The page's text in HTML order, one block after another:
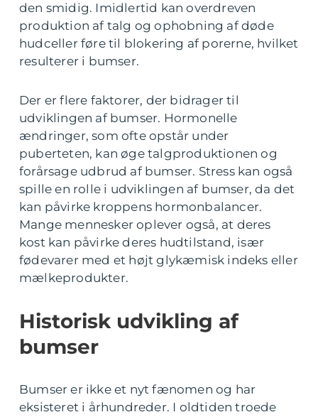
den smidig. Imidlertid kan overdreven
produktion af talg og ophobning af døde
hudceller føre til blokering af porerne, hvilket
resulterer i bumser.
Der er flere faktorer, der bidrager til
udviklingen af bumser. Hormonelle
ændringer, som ofte opstår under
puberteten, kan øge talgproduktionen og
forårsage udbrud af bumser. Stress kan også
spille en rolle i udviklingen af bumser, da det
kan påvirke kroppens hormonbalancer.
Mange mennesker oplever også, at deres
kost kan påvirke deres hudtilstand, især
fødevarer med et højt glykæmisk indeks eller
mælkeprodukter.
Historisk udvikling af
bumser
Bumser er ikke et nyt fænomen og har
eksisteret i århundreder. I oldtiden troede